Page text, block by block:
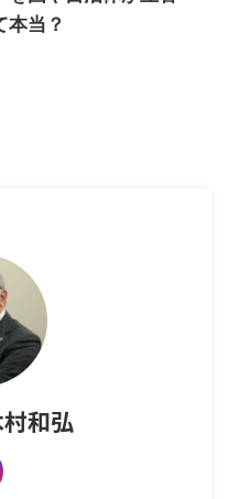
本当？
和弘